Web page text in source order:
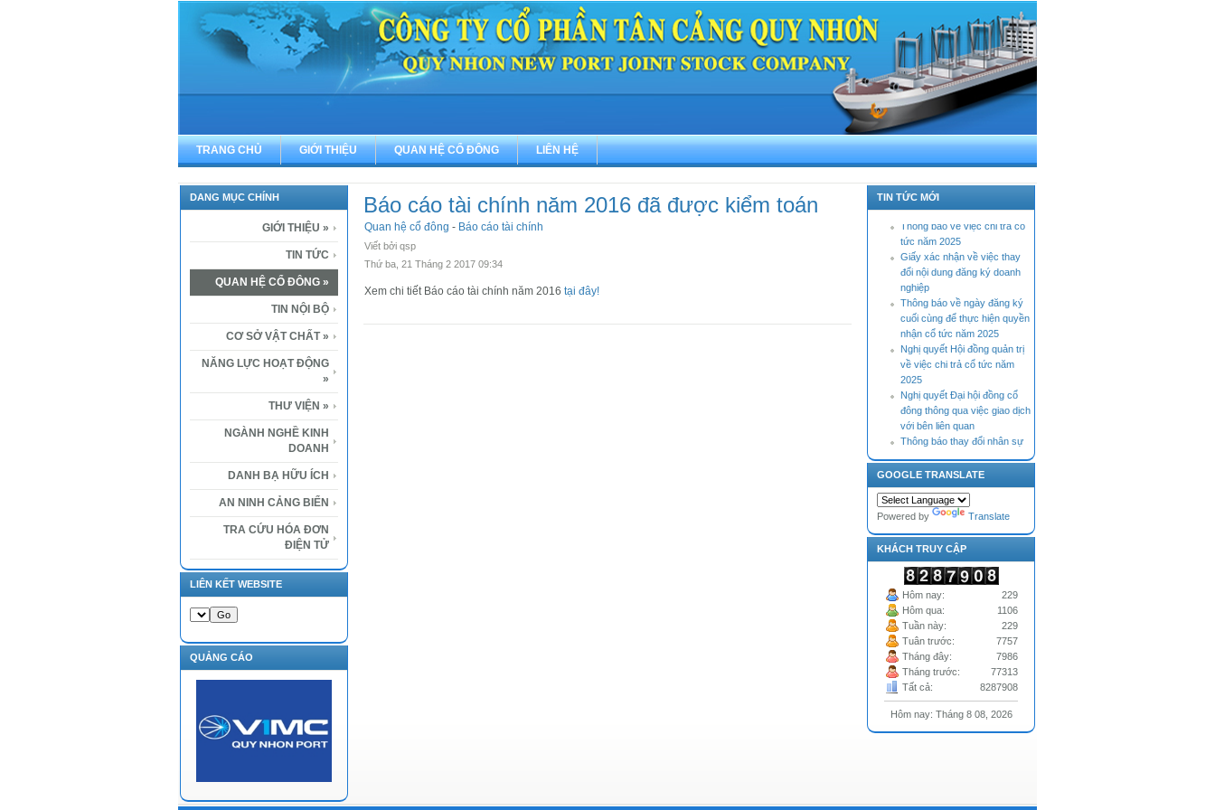
TRANG CHỦ GIỚI THIỆU QUAN HỆ CỔ ĐÔNG LIÊN HỆ
Báo cáo tài chính năm 2016 đã được kiểm toán
Quan hệ cổ đông - Báo cáo tài chính
Viết bởi qsp
Thứ ba, 21 Tháng 2 2017 09:34
Xem chi tiết Báo cáo tài chính năm 2016 tại đây!
TIN TỨC MỚI
Thông báo tỷ lệ sở hữu nước
tức năm 2025
Giấy xác nhận về việc thay
đổi nội dung đăng ký doanh
nghiệp
Thông báo về ngày đăng ký
cuối cùng để thực hiện quyền
nhận cổ tức năm 2025
Nghị quyết Hội đồng quản trị
về việc chi trả cổ tức năm
2025
Nghị quyết Đại hội đồng cổ
đông thông qua việc giao dịch
với bên liên quan
Thông báo thay đổi nhân sự
theo Nghị quyết HĐQT)
Thông báo nhận Đơn từ nhiệm
của Thành viên Hội đồng quản
trị
GOOGLE TRANSLATE
Powered by Translate
KHÁCH TRUY CẬP
Hôm nay:
229
Hôm qua:
1106
Tuần này:
229
Tuân trước:
7757
Tháng đây:
7986
Tháng trước:
77313
Tất cả:
8287908
Hôm nay: Tháng 8 08, 2026
DANG MỤC CHÍNH
GIỚI THIỆU »
TIN TỨC
QUAN HỆ CỔ ĐÔNG »
TIN NỘI BỘ
CƠ SỞ VẬT CHẤT»
NĂNG LỰC HOẠT ĐỘNG
»
THƯ VIỆN »
NGÀNH NGHỀ KINH
DOANH
DANH BẠ HỮU ÍCH
AN NINH CẢNG BIỂN
TRA CỨU HÓA ĐƠN
ĐIỆN TỬ
LIÊN KẾT WEBSITE
QUẢNG CÁO